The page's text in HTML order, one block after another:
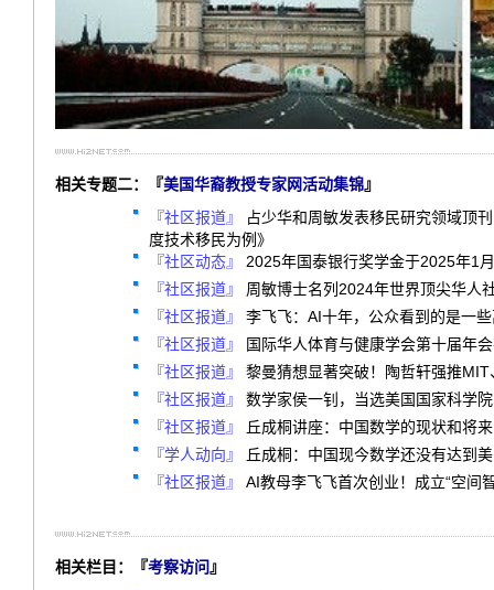
相关专题二：『美国华裔教授专家网活动集锦』
『社区报道』
占少华和周敏发表移民研究领域顶
度技术移民为例》
『社区动态』
2025年国泰银行奖学金于2025年1
『社区报道』
周敏博士名列2024年世界顶尖华人
『社区报道』
李飞飞：AI十年，公众看到的是一
『社区报道』
国际华人体育与健康学会第十届年
『社区报道』
黎曼猜想显著突破！陶哲轩强推
『社区报道』
数学家侯一钊，当选美国国家科学
『社区报道』
丘成桐讲座：中国数学的现状和将来
『学人动向』
丘成桐：中国现今数学还没有达到
『社区报道』
AI教母李飞飞首次创业！成立“空间
相关栏目：『考察访问 』